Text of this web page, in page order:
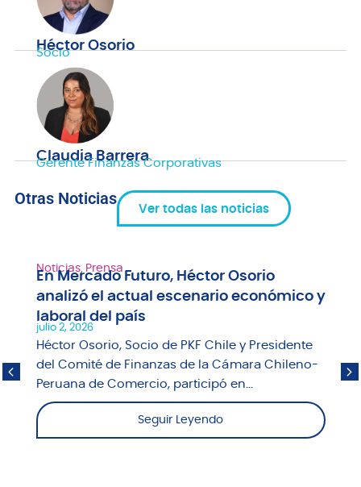
Héctor Osorio
Socio
Claudia Barrera
Gerente Finanzas Corporativas
Otras Noticias
Ver todas las noticias
Noticias, Prensa
En Mercado Futuro, Héctor Osorio
analizó el actual escenario económico y
laboral del país
julio 2, 2026
Héctor Osorio, Socio de PKF Chile y Presidente
del Comité de Finanzas de la Cámara Chileno-
Peruana de Comercio, participó en...
Seguir Leyendo